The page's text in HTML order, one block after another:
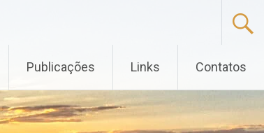
Publicações Links Contatos